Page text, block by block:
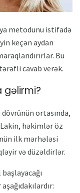
metodunu istifadə
keçən aydan
Bu
cavab verək.
gəlirmi?
ortasında,
həkimlər öz
ilk mərhələsi
və düzəldirlər.